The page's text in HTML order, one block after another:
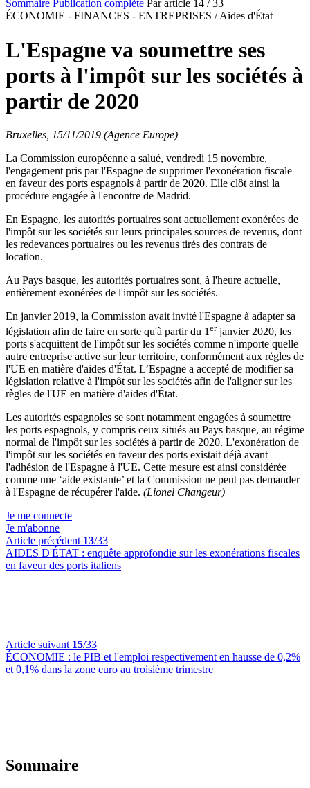
Sommaire Publication complète Par article 14 / 33
ÉCONOMIE - FINANCES - ENTREPRISES / Aides d'État
L'Espagne va soumettre ses
ports à l'impôt sur les sociétés à
partir de 2020
Bruxelles, 15/11/2019 (Agence Europe)
La Commission européenne a salué, vendredi 15 novembre,
l'engagement pris par l'Espagne de supprimer l'exonération fiscale
en faveur des ports espagnols à partir de 2020. Elle clôt ainsi la
procédure engagée à l'encontre de Madrid.
En Espagne, les autorités portuaires sont actuellement exonérées de
l'impôt sur les sociétés sur leurs principales sources de revenus, dont
les redevances portuaires ou les revenus tirés des contrats de
location.
Au Pays basque, les autorités portuaires sont, à l'heure actuelle,
entièrement exonérées de l'impôt sur les sociétés.
En janvier 2019, la Commission avait invité l'Espagne à adapter sa
législation afin de faire en sorte qu'à partir du 1 erjanvier 2020, les
ports s'acquittent de l'impôt sur les sociétés comme n'importe quelle
autre entreprise active sur leur territoire, conformément aux règles de
l'UE en matière d'aides d'État. L’Espagne a accepté de modifier sa
législation relative à l'impôt sur les sociétés afin de l'aligner sur les
règles de l'UE en matière d'aides d'État.
Les autorités espagnoles se sont notamment engagées à soumettre
les ports espagnols, y compris ceux situés au Pays basque, au régime
normal de l'impôt sur les sociétés à partir de 2020. L'exonération de
l'impôt sur les sociétés en faveur des ports existait déjà avant
l'adhésion de l'Espagne à l'UE. Cette mesure est ainsi considérée
comme une ‘aide existante’ et la Commission ne peut pas demander
à l'Espagne de récupérer l'aide. (Lionel Changeur)
Je me connecte
Je m'abonne
Article précédent 13/33
AIDES D'ÉTAT : enquête approfondie sur les exonérations fiscales
en faveur des ports italiens
Article suivant 15/33
ÉCONOMIE : le PIB et l'emploi respectivement en hausse de 0,2%
et 0,1% dans la zone euro au troisième trimestre
Sommaire